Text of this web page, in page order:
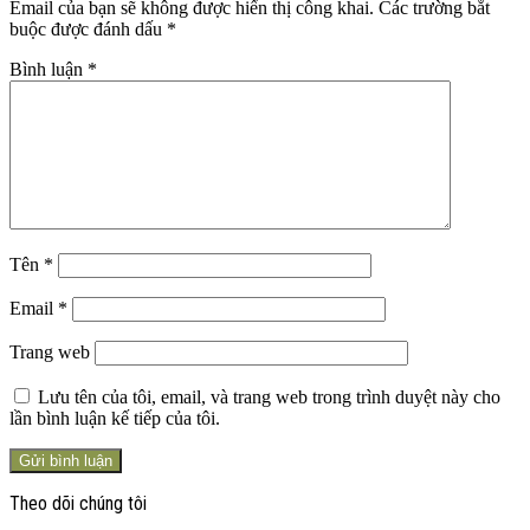
Email của bạn sẽ không được hiển thị công khai. Các trường bắt
buộc được đánh dấu *
Bình luận *
Tên *
Email *
Trang web
Lưu tên của tôi, email, và trang web trong trình duyệt này cho
lần bình luận kế tiếp của tôi.
Theo dõi chúng tôi